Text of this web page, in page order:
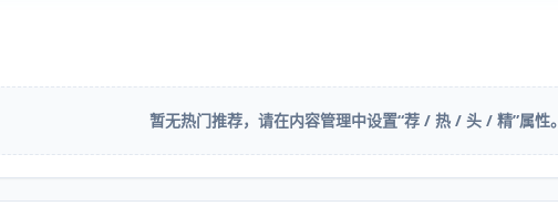
暂无热门推荐，请在内容管理中设置“荐 / 热 / 头 / 精”属性。